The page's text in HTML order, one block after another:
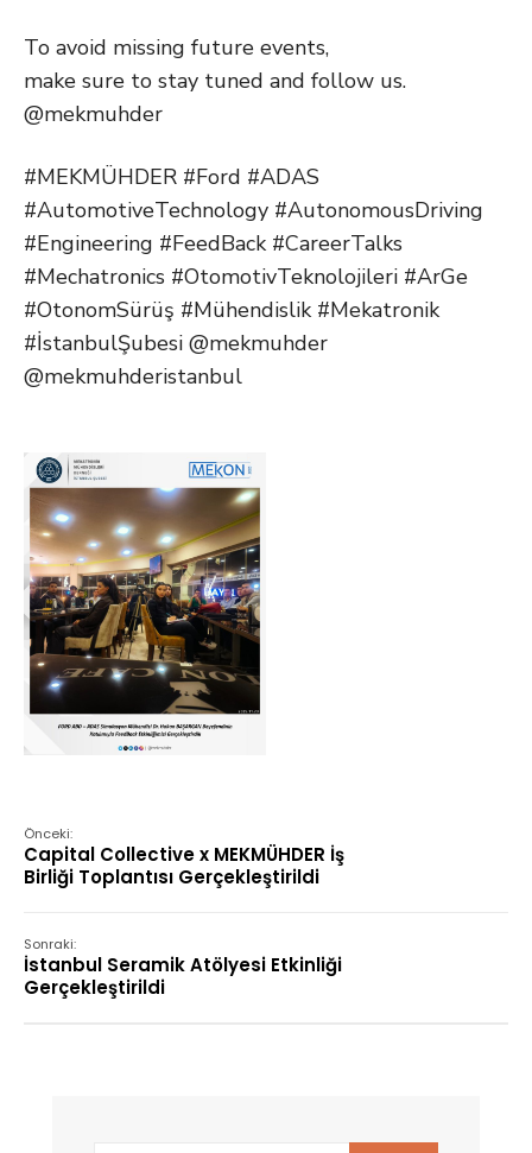
To avoid missing future events,
make sure to stay tuned and follow us.
@mekmuhder
#MEKMÜHDER #Ford #ADAS
#AutomotiveTechnology #AutonomousDriving
#Engineering #FeedBack #CareerTalks
#Mechatronics #OtomotivTeknolojileri #ArGe
#OtonomSürüş #Mühendislik #Mekatronik
#İstanbulŞubesi @mekmuhder
@mekmuhderistanbul
Önceki:
Capital Collective x MEKMÜHDER İş
Birliği Toplantısı Gerçekleştirildi
Sonraki:
İstanbul Seramik Atölyesi Etkinliği
Gerçekleştirildi